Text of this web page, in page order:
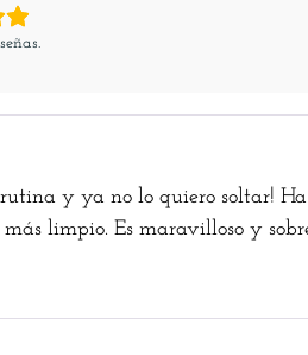
y ya no lo quiero soltar!
limpio. Es maravilloso y